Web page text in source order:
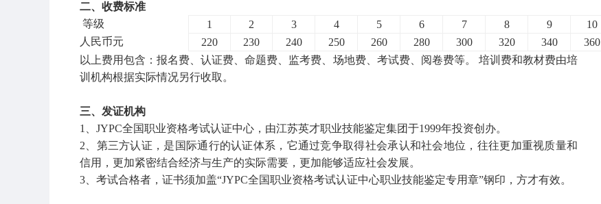
二、收费标准
等级
1 2 3 4 5 6 7 8 9
10
人民币元
220 230 240 250 260 280 300 320 340
360
以上费用包含：报名费、认证费、命题费、监考费、场地费、考试费、阅卷费等。 培训费和教材费由培
训机构根据实际情况另行收取。
三、发证机构
1、JYPC全国职业资格考试认证中心，由江苏英才职业技能鉴定集团于1999年投资创办。
2、第三方认证，是国际通行的认证体系，它通过竞争取得社会承认和社会地位，往往更加重视质量和
信用，更加紧密结合经济与生产的实际需要，更加能够适应社会发展。
3、考试合格者，证书须加盖“JYPC全国职业资格考试认证中心职业技能鉴定专用章”钢印，方才有效。